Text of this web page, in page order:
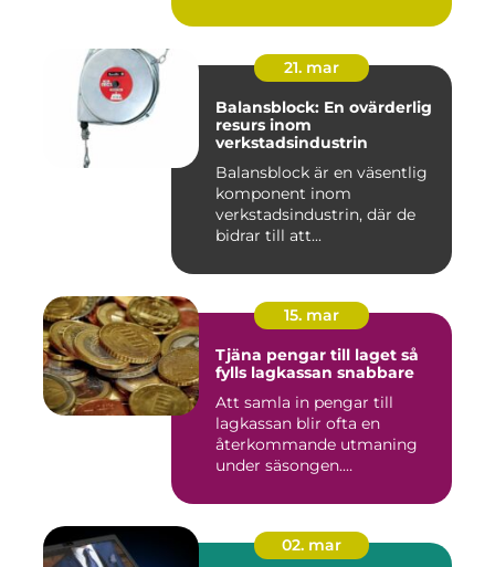
21. mar
Balansblock: En ovärderlig
resurs inom
verkstadsindustrin
Balansblock är en väsentlig
komponent inom
verkstadsindustrin, där de
bidrar till att...
15. mar
Tjäna pengar till laget så
fylls lagkassan snabbare
Att samla in pengar till
lagkassan blir ofta en
återkommande utmaning
under säsongen.
02. mar